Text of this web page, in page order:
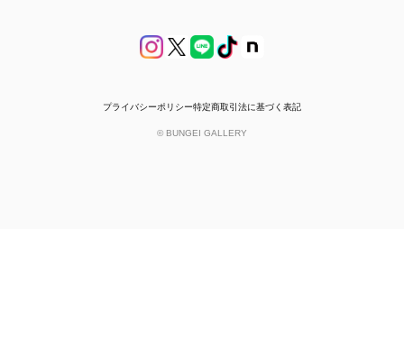
プライバシーポリシー特定商取引法に基づく表記
© BUNGEI GALLERY